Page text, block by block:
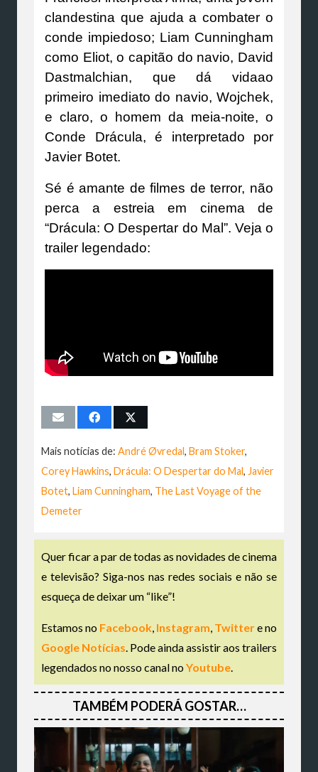
clandestina que ajuda a combater o
conde impiedoso; Liam Cunningham
como Eliot, o capitão do navio, David
Dastmalchian, que dá vidaao
primeiro imediato do navio, Wojchek,
e claro, o homem da meia-noite, o
Conde Drácula, é interpretado por
Javier Botet.
Sé é amante de filmes de terror, não
perca a estreia em cinema de
“Drácula: O Despertar do Mal”. Veja o
trailer legendado:
Mais notícias de: André Øvredal, Bram Stoker,
Corey Hawkins, Drácula: O Despertar do Mal, Javier
Botet, Liam Cunningham, The Last Voyage of the
Demeter
Quer ficar a par de todas as novidades de cinema
e televisão? Siga-nos nas redes sociais e não se
esqueça de deixar um “like”!
Estamos no Facebook Instagram Twittere no
Google Notícias . Pode ainda assistir aos trailers
legendados no nosso canal noYoutube
TAMBÉM PODERÁ GOSTAR…